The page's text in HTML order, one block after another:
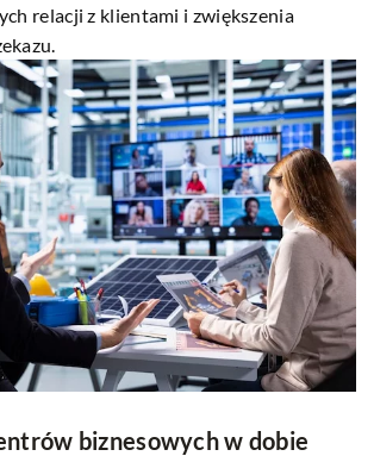
relacji z klientami i zwiększenia
biznesowych w dobie